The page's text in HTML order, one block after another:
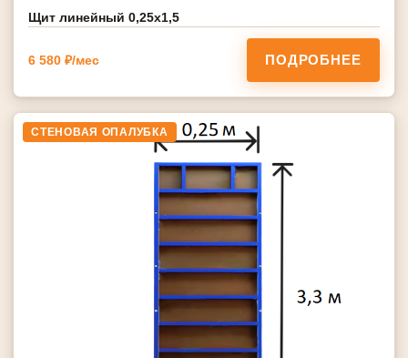
Щит линейный 0,25х1,5
6 580 ₽/мес ПОДРОБНЕЕ
СТЕНОВАЯ ОПАЛУБКА